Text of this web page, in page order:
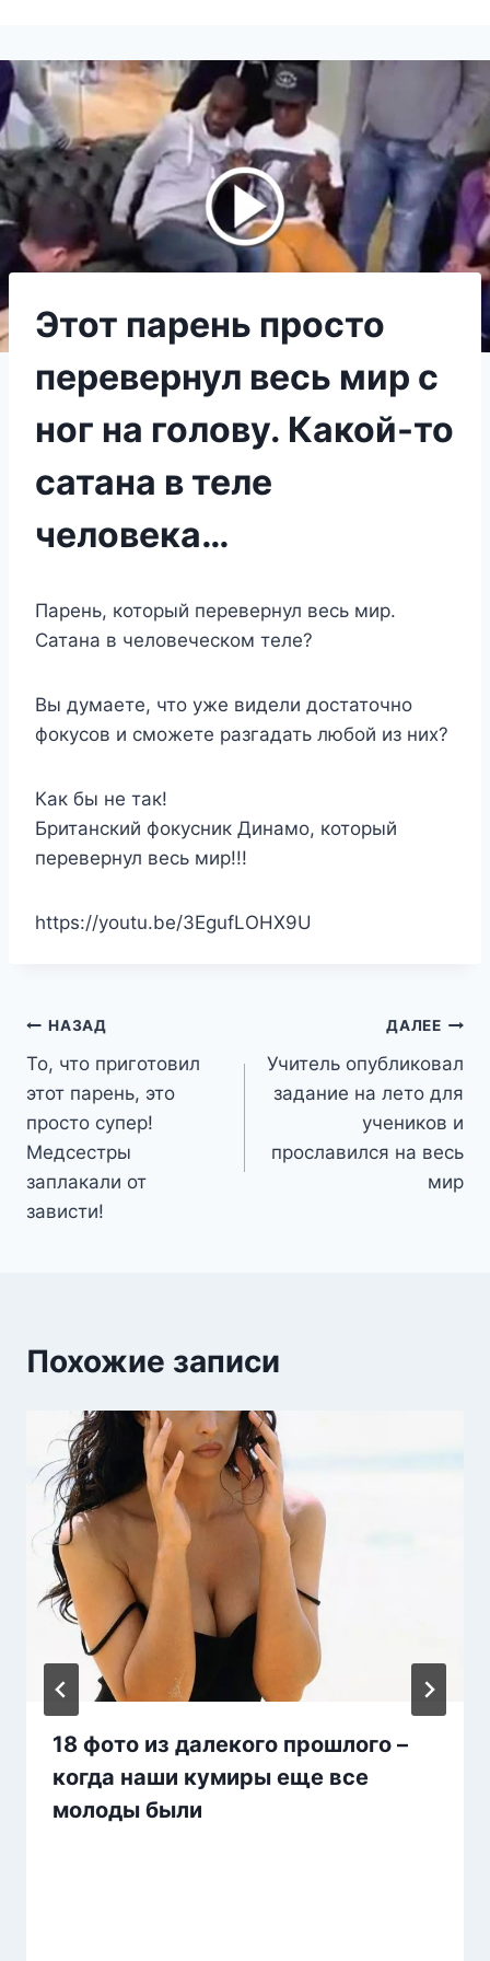
Этот парень просто
перевернул весь мир с
ног на голову. Какой-то
сатана в теле
человека…
Парень, который перевернул весь мир.
Сатана в человеческом теле?
Вы думаете, что уже видели достаточно
фокусов и сможете разгадать любой из них?
Как бы не так!
Британский фокусник Динамо, который
перевернул весь мир!!!
https://youtu.be/3EgufLOHX9U
Навигация
по
записям
НАЗАД
То, что приготовил
этот парень, это
просто супер!
Медсестры
заплакали от
зависти!
ДАЛЕЕ
Учитель опубликовал
задание на лето для
учеников и
прославился на весь
мир
Похожие записи
18 фото из далекого прошлого –
когда наши кумиры еще все
молоды были